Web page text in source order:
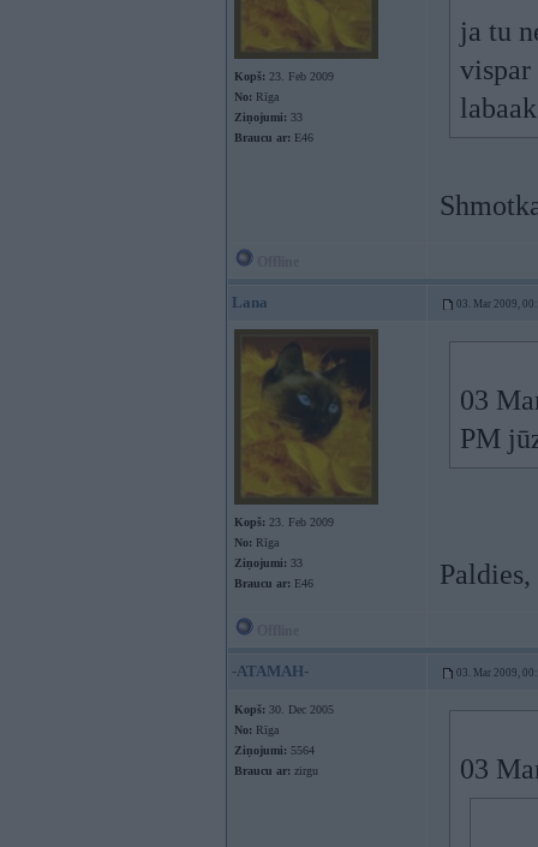
Kopš: 23. Feb 2009
No: Rīga
Ziņojumi: 33
Braucu ar: E46
ja tu
vispar
Lana 03. Mar 2009,
Kopš: 23. Feb 2009
No: Rīga
Ziņojumi: 33
Braucu ar: E46
03
PM
-ATAMAH- 03. Mar 2009,
Kopš: 30. Dec 2005
No: Rīga
Ziņojumi: 5564
Braucu ar: zirgu 03